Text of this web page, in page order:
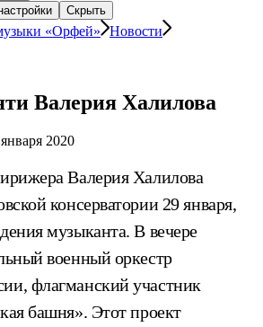
Скрыть
«Орфей» Новости
Валерия Халилова
2020
Валерия Халилова
консерватории 29 января,
музыканта. В вечере
военный оркестр
флагманский участник
башня». Этот проект